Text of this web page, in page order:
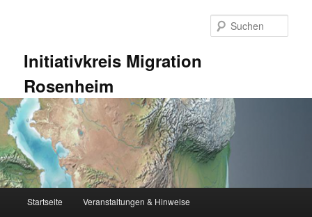
Initiativkreis Migration
Rosenheim
Startseite Veranstaltungen & Hinweise